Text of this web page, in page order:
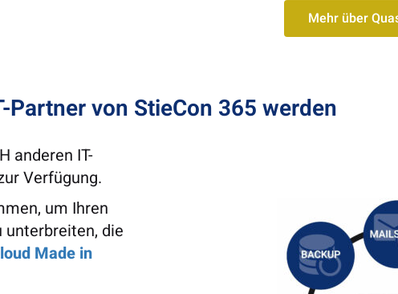
Mehr über
Partner von StieCon 365 werden
anderen IT-
Verfügung.
um Ihren
unterbreiten, die
Made in